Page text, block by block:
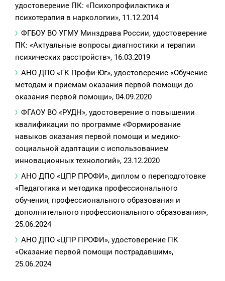
удостоверение ПК: «Психопрофилактика и
психотерапия в наркологии», 11.12.2014
ФГБОУ ВО УГМУ Минздрава России, удостоверение
ПК: «Актуальные вопросы диагностики и терапии
психических расстройств», 16.03.2019
АНО ДПО «ГК Профи-Юг», удостоверение «Обучение
методам и приемам оказания первой помощи до
оказания первой помощи», 04.09.2020
ФГАОУ ВО «РУДН», удостоверение о повышении
квалификации по программе «Формирование
навыков оказания первой помощи и медико-
социальной адаптации с использованием
инновационных технологий», 23.12.2020
АНО ДПО «ЦПР ПРОФИ», диплом о переподготовке
«Педагогика и методика профессионального
обучения, профессионального образования и
дополнительного профессионального образования»,
25.06.2024
АНО ДПО «ЦПР ПРОФИ», удостоверение ПК
«Оказание первой помощи пострадавшим»,
25.06.2024